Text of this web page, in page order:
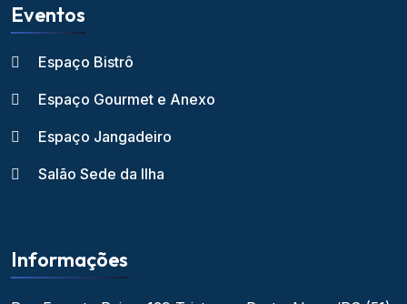
Eventos
Espaço Bistrô
Espaço Gourmet e Anexo
Espaço Jangadeiro
Salão Sede da Ilha
Informações